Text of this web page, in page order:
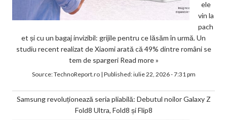
ele
vin la
pach
et și cu un bagaj invizibil: grijile pentru ce lăsăm în urmă. Un
studiu recent realizat de Xiaomi arată că 49% dintre români se
tem de spargeri Read more »
Source:TechnoReport.ro| Published:iulie 22, 2026 - 7:31 pm
Samsung revoluționează seria pliabilă: Debutul noilor Galaxy Z
Fold8 Ultra, Fold8 și Flip8